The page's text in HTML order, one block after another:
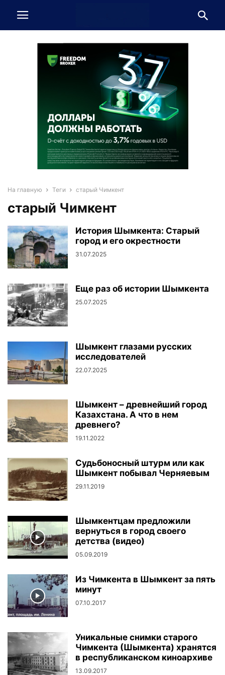
На главную Теги старый Чимкент
старый Чимкент
История Шымкента: Старый
город и его окрестности
31.07.2025
Еще раз об истории Шымкента
25.07.2025
Шымкент глазами русских
исследователей
22.07.2025
Шымкент – древнейший город
Казахстана. А что в нем
древнего?
19.11.2022
Судьбоносный штурм или как
Шымкент побывал Черняевым
29.11.2019
Шымкентцам предложили
вернуться в город своего
детства (видео)
05.09.2019
Из Чимкента в Шымкент за пять
минут
07.10.2017
Уникальные снимки старого
Чимкента (Шымкента) хранятся
в республиканском киноархиве
13.09.2017